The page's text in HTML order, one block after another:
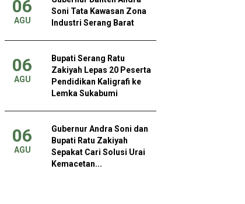
06
AGU
Soni Tata Kawasan Zona
Industri Serang Barat
06
AGU
Bupati Serang Ratu
Zakiyah Lepas 20 Peserta
Pendidikan Kaligrafi ke
Lemka Sukabumi
06
AGU
Gubernur Andra Soni dan
Bupati Ratu Zakiyah
Sepakat Cari Solusi Urai
Kemacetan...